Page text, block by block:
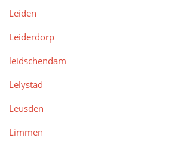
Leiden
Leiderdorp
leidschendam
Lelystad
Leusden
Limmen